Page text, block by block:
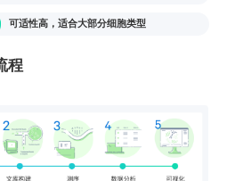
可适性高，适合大部分细胞类型
程